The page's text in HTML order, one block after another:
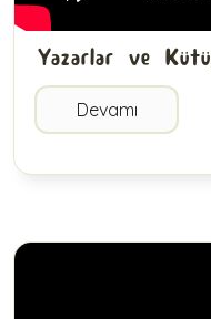
Yazarlar ve
Devamı